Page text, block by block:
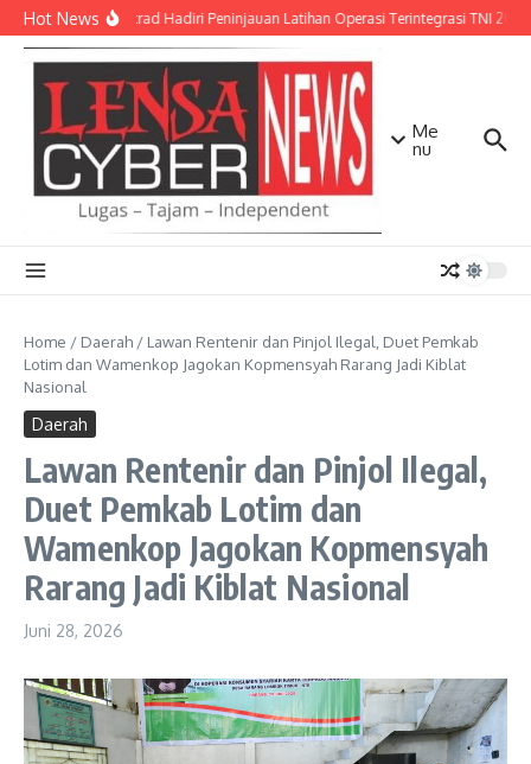
Lewati ke konten
Hot NewsPangkostrad Hadiri Peninjauan Latihan Operasi Terintegrasi TNI 2026
Me
nu
Home / Daerah / Lawan Rentenir dan Pinjol Ilegal, Duet Pemkab
Lotim dan Wamenkop Jagokan Kopmensyah Rarang Jadi Kiblat
Nasional
Daerah
Lawan Rentenir dan Pinjol Ilegal,
Duet Pemkab Lotim dan
Wamenkop Jagokan Kopmensyah
Rarang Jadi Kiblat Nasional
Juni 28, 2026